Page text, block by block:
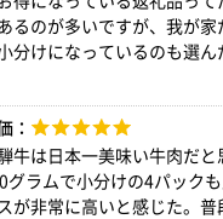
るのが多いですが、我が
分けになっているのも選ん
：
牛は日本一美味い牛肉だ
グラムで小分けの4パック
が非常に高いと感じた。